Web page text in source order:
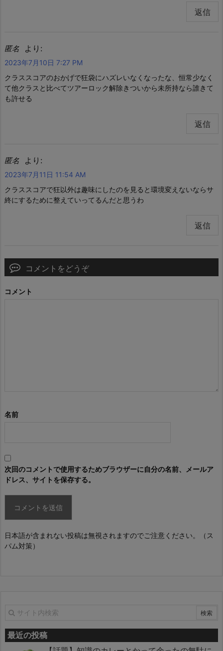
返信
匿名 より:
2023年7月10日 7:27 PM
クラススコアのおかげで狂袋にハズレいなくなったな、恒常少なく
て他クラスと比べてツアーロック解除きついから未所持なら誰きて
も許せる
返信
匿名 より:
2023年7月11日 11:54 AM
クラススコアで狂以外は趣味にしたのを見ると環境変えないならサ
終にするために整えていってるんだと思うわ
返信
コメントをどうぞ
コメント
名前
次回のコメントで使用するためブラウザーに自分の名前、メールア
ドレス、サイトを保存する。
日本語が含まれない投稿は無視されますのでご注意ください。（ス
パム対策）
最近の投稿